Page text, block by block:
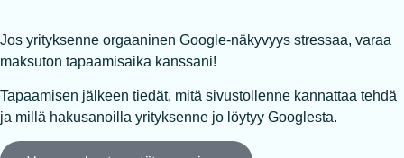
Jos yrityksenne orgaaninen Google-näkyvyys stressaa, varaa
maksuton tapaamisaika kanssani!
Tapaamisen jälkeen tiedät, mitä sivustollenne kannattaa tehdä
ja millä hakusanoilla yrityksenne jo löytyy Googlesta.